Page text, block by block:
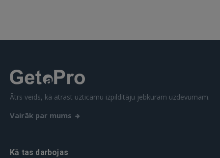
 Sign in with Apple
Ātrs veids, kā atrast uzticamu izpildītāju jebkuram uzdevumam.
Vairāk par mums
Kā tas darbojas